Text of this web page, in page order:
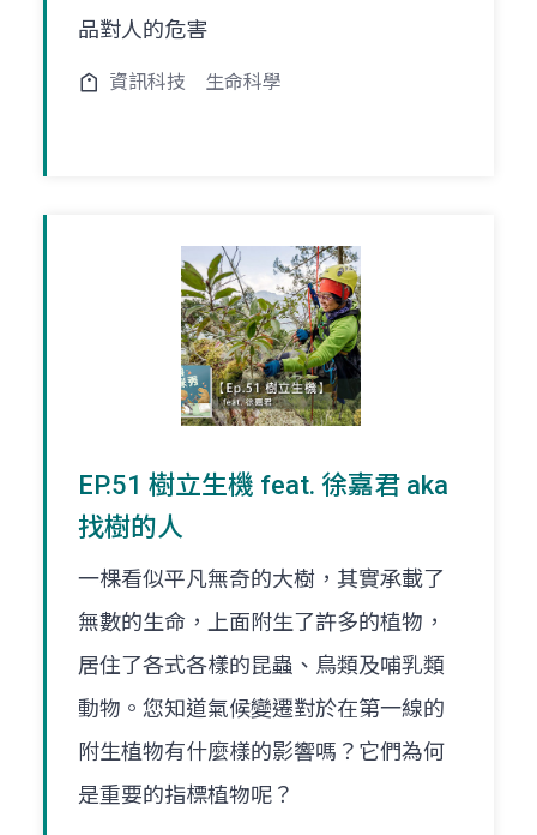
品對人的危害
資訊科技 生命科學
EP.51 樹立生機 feat. 徐嘉君 aka
找樹的人
一棵看似平凡無奇的大樹，其實承載了
無數的生命，上面附生了許多的植物，
居住了各式各樣的昆蟲、鳥類及哺乳類
動物。您知道氣候變遷對於在第一線的
附生植物有什麼樣的影響嗎？它們為何
是重要的指標植物呢？